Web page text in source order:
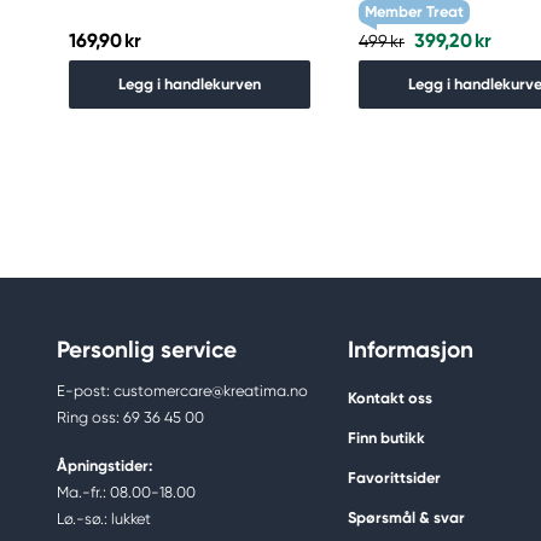
169,90 kr
Legg i handlekurven
Member Treat
499 kr 399,20 kr
Legg i
Personlig service
E-post: customercare@kreatima.no
Ring oss: 69 36 45 00
Åpningstider:
Ma.-fr.: 08.00-18.00
Lø.-sø.: lukket
Informasjon
Kontakt oss
Finn butikk
Favorittsider
Spørsmål & svar